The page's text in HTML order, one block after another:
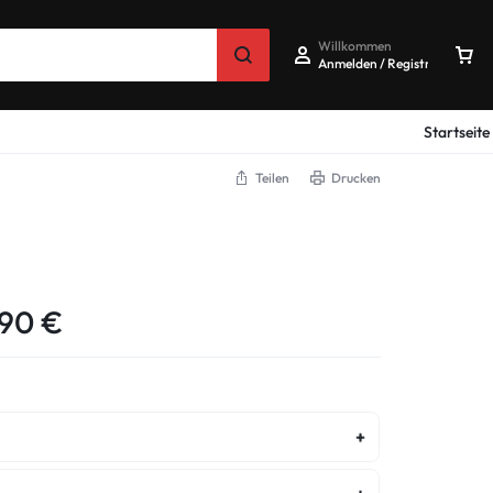
Willkommen
Anmelden / Registrieren
Startseite
Teilen Drucken
€